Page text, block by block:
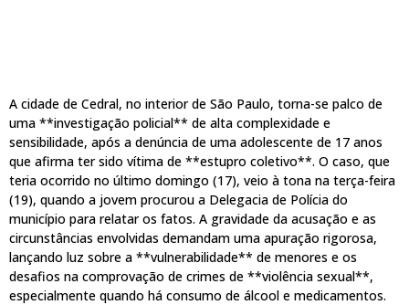
A cidade de Cedral, no interior de São Paulo, torna-se palco de
uma **investigação policial** de alta complexidade e
sensibilidade, após a denúncia de uma adolescente de 17 anos
que afirma ter sido vítima de **estupro coletivo**. O caso, que
teria ocorrido no último domingo (17), veio à tona na terça-feira
(19), quando a jovem procurou a Delegacia de Polícia do
município para relatar os fatos. A gravidade da acusação e as
circunstâncias envolvidas demandam uma apuração rigorosa,
lançando luz sobre a **vulnerabilidade** de menores e os
desafios na comprovação de crimes de **violência sexual**,
especialmente quando há consumo de álcool e medicamentos.